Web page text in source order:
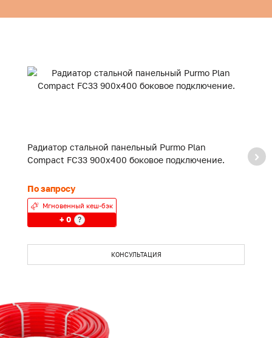
Радиатор стальной панельный Purmo Plan
Compact FC33 900x400 боковое подключение.
По запросу
Мгновенный кеш-бэк
+ 0 ?
КОНСУЛЬТАЦИЯ